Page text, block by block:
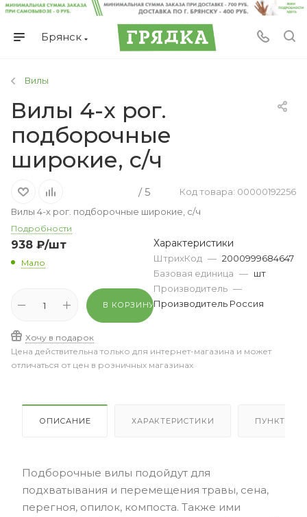
Брянск
Вилы
Вилы 4-х рог.
подборочные
широкие, с/ч
/ 5
Код товара: 00000192256
Вилы 4-х рог. подборочные широкие, с/ч
Подробности
938 ₽/шт
Мало
В КОРЗИНУ
Хочу в подарок
Характеристики
ШтрихКод — 2000999684647
Базовая единица — шт
Производитель —
Производитель Россия
Цена действительна только для интернет-магазина и может
отличаться от цен в розничных магазинах
ОПИСАНИЕ ХАРАКТЕРИСТИКИ ПУНКТЫ
Подборочные вилы подойдут для
подхватывания и перемещения травы, сена,
перегноя, опилок, компоста. Также ими